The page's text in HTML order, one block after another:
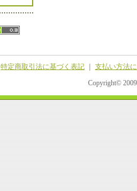
特定商取引法に基づく表記
支払い方法
Copyright©